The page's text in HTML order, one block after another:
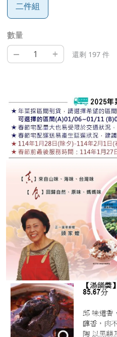
二件組
數量
– + 還剩 197 件